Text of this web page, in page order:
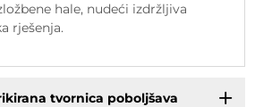
hale, nudeći izdržljiva
rješenja.
tvornica poboljšava